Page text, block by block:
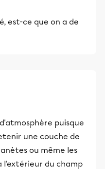
est-ce que on a de
puisque
une couche de
ou même les
l'extérieur du champ